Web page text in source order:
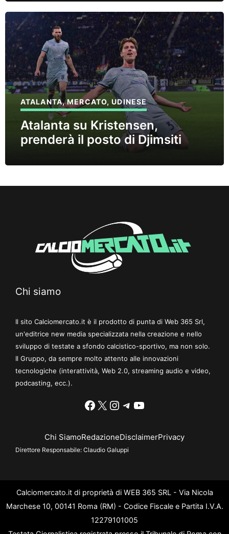
ATALANTA,MERCATO,UDINESE
Atalanta su Kristensen,
prenderà il posto di Djimsiti
Chi siamo
Il sito Calciomercato.it è il prodotto di punta di Web 365 Srl,
un'editrice new media specializzata nella creazione e nello
sviluppo di testate a sfondo calcistico-sportivo, ma non solo.
Il Gruppo, da sempre molto attento alle innovazioni
tecnologiche (interattività, Web 2.0, streaming audio e video,
podcasting, ecc.).
Facebook
X Instagram
Telegram
YouTube
Chi SiamoRedazioneDisclaimerPrivacy
Direttore Responsabile: Claudio Galuppi
Calciomercato.it di proprietà di WEB 365 SRL - Via Nicola
Marchese 10, 00141 Roma (RM) - Codice Fiscale e Partita I.V.A.
12279101005